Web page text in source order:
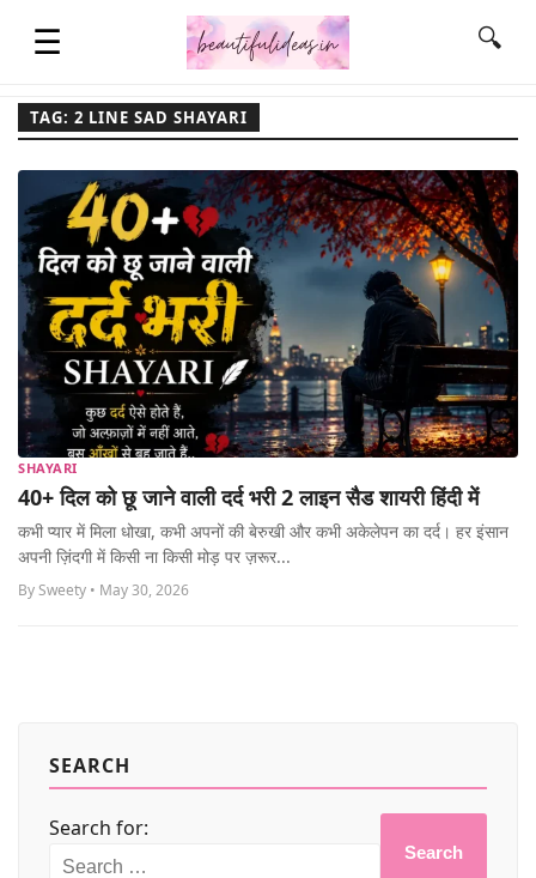
☰
QUOTES
LIFESTYLE
FASHION & STYLE
CONTACT NAME IDEAS
MORE
🔍
TAG: 2 LINE SAD SHAYARI
SHAYARI
40+ दिल को छू जाने वाली दर्द भरी 2 लाइन सैड शायरी हिंदी में
कभी प्यार में मिला धोखा, कभी अपनों की बेरुखी और कभी अकेलेपन का दर्द। हर इंसान
अपनी ज़िंदगी में किसी ना किसी मोड़ पर ज़रूर...
By Sweety • May 30, 2026
SEARCH
Search for:
Search